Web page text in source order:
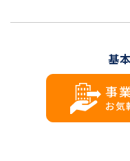
基
事
お気